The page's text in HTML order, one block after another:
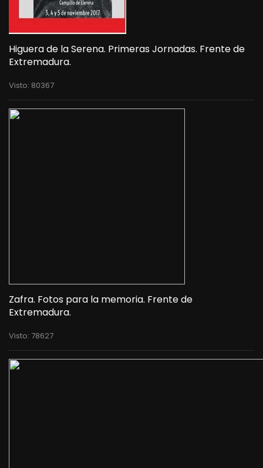
Higuera de la Serena. Primeras Jornadas. Frente de
Extremadura.
Visto: 80367
Zafra. Fotos para la memoria. Frente de
Extremadura.
Visto: 78627